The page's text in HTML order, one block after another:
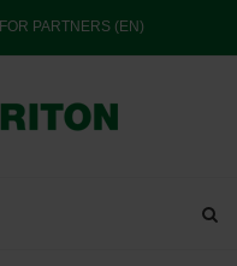
FOR PARTNERS (EN)